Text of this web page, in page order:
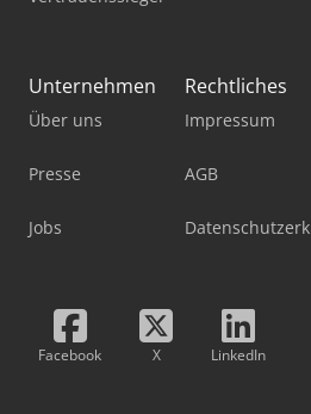
Unternehmen
Über uns
Presse
Jobs
Rechtliches
Impressum
AGB
Facebook X LinkedIn